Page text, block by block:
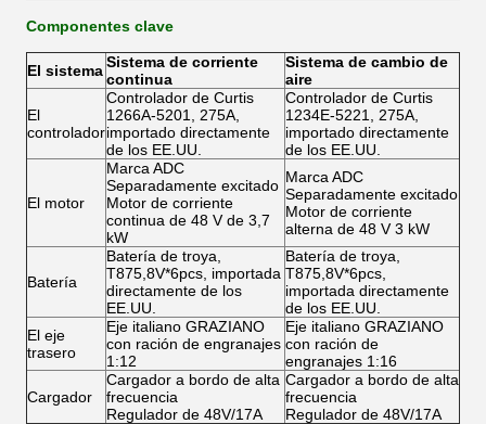
Componentes clave
El sistemaSistema de corriente
continua
Sistema de cambio de
aire
El
controlador
Controlador de Curtis
1266A-5201, 275A,
importado directamente
de los EE.UU.
Controlador de Curtis
1234E-5221, 275A,
importado directamente
de los EE.UU.
El motor
Marca ADC
Separadamente excitado
Motor de corriente
continua de 48 V de 3,7
kW
Marca ADC
Separadamente excitado
Motor de corriente
alterna de 48 V 3 kW
Batería
Batería de troya,
T875,8V*6pcs, importada
directamente de los
EE.UU.
Batería de troya,
T875,8V*6pcs,
importada directamente
de los EE.UU.
El eje
trasero
Eje italiano GRAZIANO
con ración de engranajes
1:12
Eje italiano GRAZIANO
con ración de
engranajes 1:16
Cargador
Cargador a bordo de alta
frecuencia
Regulador de 48V/17A
Cargador a bordo de alta
frecuencia
Regulador de 48V/17A